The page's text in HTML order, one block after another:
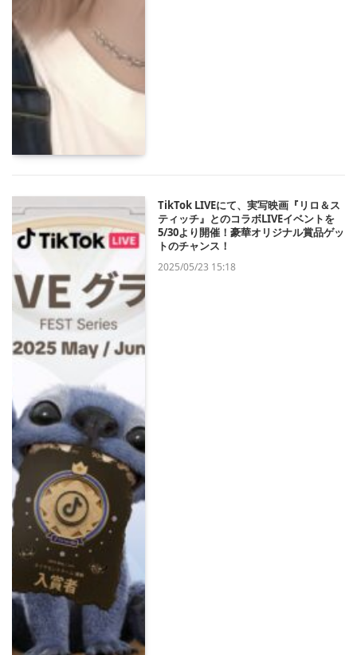
TikTok LIVEにて、実写映画『リロ＆ス
ティッチ』とのコラボLIVEイベントを
5/30より開催！豪華オリジナル賞品ゲッ
トのチャンス！
2025/05/23 15:18